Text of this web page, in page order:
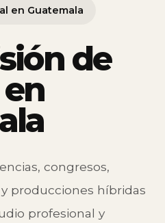
en Guatemala
de
congresos,
producciones híbridas
profesional y